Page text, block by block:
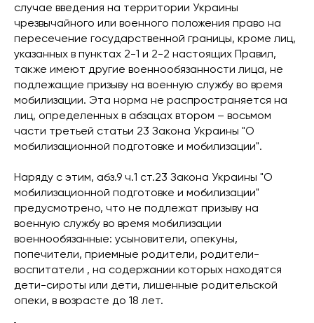
случае введения на территории Украины
чрезвычайного или военного положения право на
пересечение государственной границы, кроме лиц,
указанных в пунктах 2-1 и 2-2 настоящих Правил,
также имеют другие военнообязанности лица, не
подлежащие призыву на военную службу во время
мобилизации. Эта норма не распространяется на
лиц, определенных в абзацах втором – восьмом
части третьей статьи 23 Закона Украины "О
мобилизационной подготовке и мобилизации".
Наряду с этим, абз.9 ч.1 ст.23 Закона Украины "О
мобилизационной подготовке и мобилизации"
предусмотрено, что не подлежат призыву на
военную службу во время мобилизации
военнообязанные: усыновители, опекуны,
попечители, приемные родители, родители-
воспитатели , на содержании которых находятся
дети-сироты или дети, лишенные родительской
опеки, в возрасте до 18 лет.